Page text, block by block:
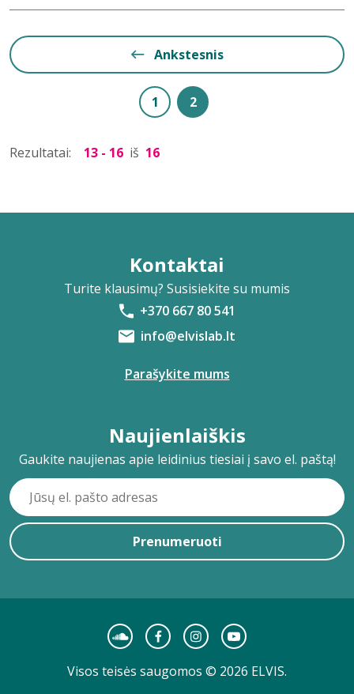
Ankstesnis
1 2
Rezultatai: 13 - 16 iš 16
Kontaktai
Turite klausimų? Susisiekite su mumis
+370 667 80 541
info@elvislab.lt
Parašykite mums
Naujienlaiškis
Gaukite naujienas apie leidinius tiesiai į savo el. paštą!
Prenumeruoti
Visos teisės saugomos © 2026 ELVIS.